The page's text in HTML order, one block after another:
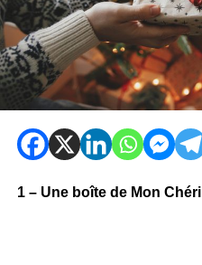
1 – Une boîte de Mon Chéri